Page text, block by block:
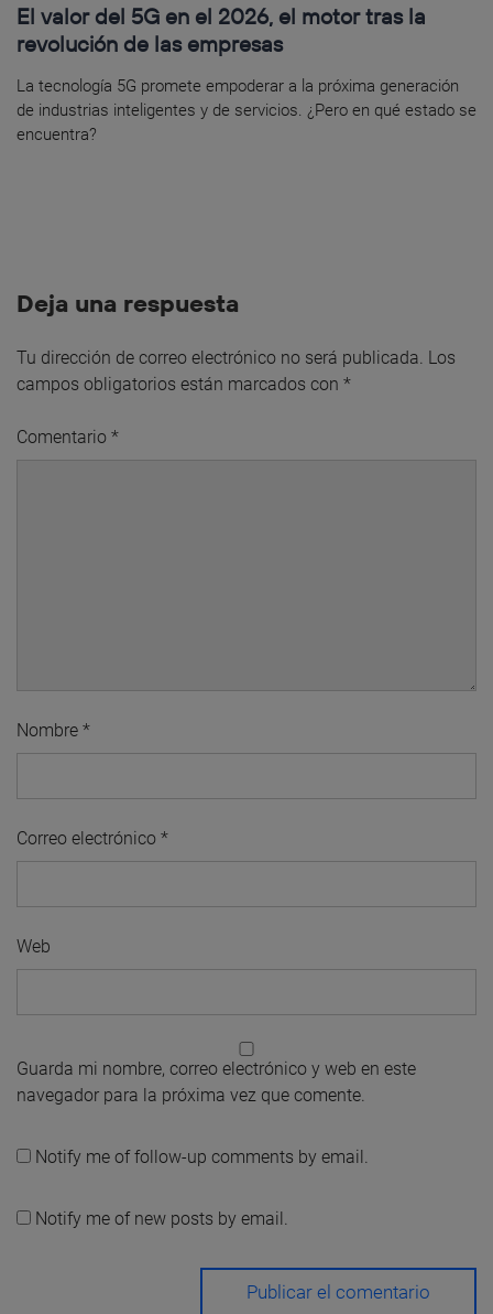
El valor del 5G en el 2026, el motor tras la
revolución de las empresas
La tecnología 5G promete empoderar a la próxima generación
de industrias inteligentes y de servicios. ¿Pero en qué estado se
encuentra?
Deja una respuesta
Tu dirección de correo electrónico no será publicada. Los
campos obligatorios están marcados con *
Comentario *
Nombre *
Correo electrónico *
Web
Guarda mi nombre, correo electrónico y web en este
navegador para la próxima vez que comente.
Notify me of follow-up comments by email.
Notify me of new posts by email.